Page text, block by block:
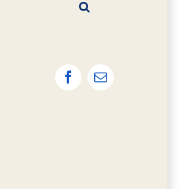
Facebook
Email